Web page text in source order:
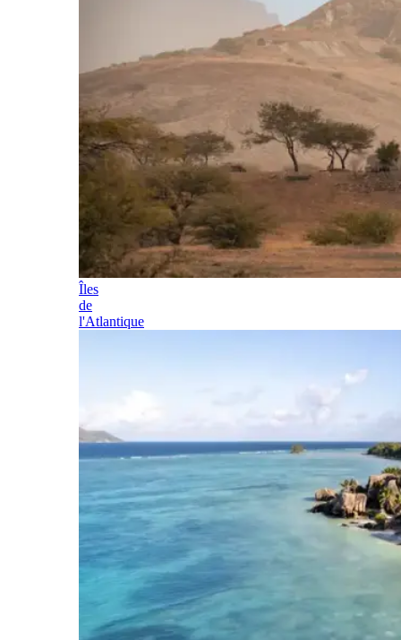
Îles
de
l'Atlantique